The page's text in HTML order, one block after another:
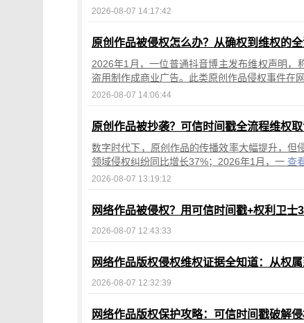
2026-08-07 14:17:42
原创作品被侵权怎么办？从确权到维权的
2026年1月，一位普通抖音博主发布维权声明，
盗用制作成商业广告。此类原创作品侵权事件在
2026-08-07 14:06:44
原创作品被抄袭？可信时间戳全流程维权
数字时代下，原创作品的传播效率大幅提升，
领域侵权纠纷同比增长37%；2026年1月，一 查
2026-08-07 13:19:12
网络作品被侵权？用可信时间戳+权利卫士
2026-08-07 12:43:33
网络作品版权侵权维权证据全知道：从权
2026-08-07 12:32:39
网络作品版权保护攻略：可信时间戳破解